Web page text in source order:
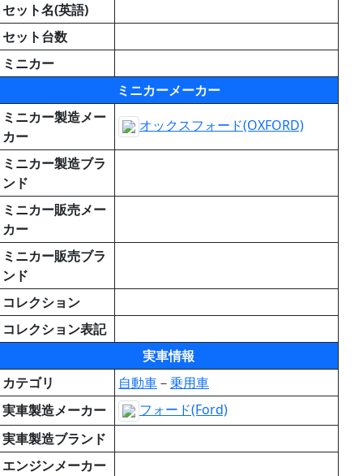
セット名(英語)
セット台数
ミニカー
ミニカーメーカー
ミニカー製造メー
カー
オックスフォード(OXFORD)
ミニカー製造ブラ
ンド
ミニカー販売メー
カー
ミニカー販売ブラ
ンド
コレクション
コレクション表記
実車情報
カテゴリ
自動車－乗用車
実車製造メーカー
フォード(Ford)
実車製造ブランド
エンジンメーカー